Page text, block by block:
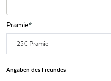
Prämie
25€ Prämie
Angaben des Freundes